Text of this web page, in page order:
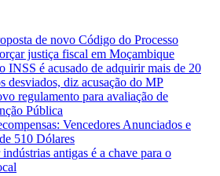
de novo Código do Processo
justiça fiscal em Moçambique
INSS é acusado de adquirir mais de 20
desviados, diz acusação do MP
regulamento para avaliação de
Pública
Vencedores Anunciados e
510 Dólares
antigas é a chave para o